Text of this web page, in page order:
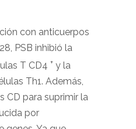
con anticuerpos
PSB inhibió la
T CD4 + y la
Th1. Además,
CD para suprimir la
por